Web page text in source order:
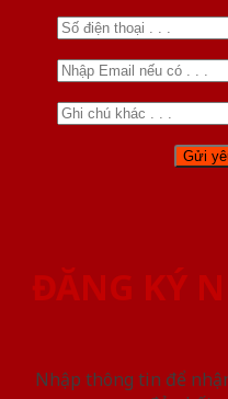
ĐĂNG KÝ
Nhập thông tin để